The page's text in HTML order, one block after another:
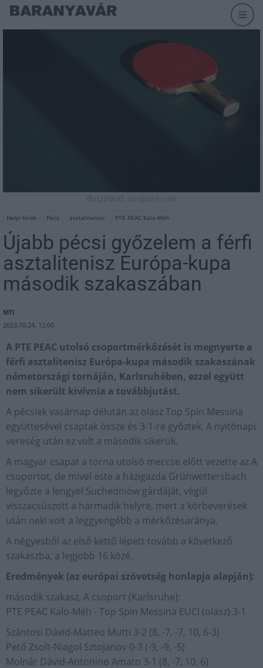
Illusztráció, unslpash.com
Helyi hírek Pécs asztalitenisz PTE PEAC Kalo-Méh
Újabb pécsi győzelem a férfi
asztalitenisz Európa-kupa
második szakaszában
MTI
2023.10.24. 12:00
A PTE PEAC utolsó csoportmérkőzését is megnyerte a
férfi asztalitenisz Európa-kupa második szakaszának
németországi tornáján, Karlsruhében, ezzel együtt
nem sikerült kivívnia a továbbjutást.
A pécsiek vasárnap délután az olasz Top Spin Messina
együttesével csaptak össze és 3-1-re győztek. A nyitónapi
vereség után ez volt a második sikerük.
A magyar csapat a torna utolsó meccse előtt vezette az A
csoportot, de mivel este a házigazda Grünwettersbach
legyőzte a lengyel Suchedniów gárdáját, végül
visszacsúszott a harmadik helyre, mert a körbeverések
után neki volt a leggyengébb a mérkőzésaránya.
A négyesből az első kettő lépett tovább a következő
szakaszba, a legjobb 16 közé.
Eredmények (az európai szövetség honlapja alapján):
második szakasz, A csoport (Karlsruhe):
PTE PEAC Kalo-Méh - Top Spin Messina EUCI (olasz) 3-1
Szántosi Dávid-Matteo Mutti 3-2 (8, -7, -7, 10, 6-3)
Pető Zsolt-Niagol Sztojanov 0-3 (-9, -9, -5)
Molnár Dávid-Antonino Amato 3-1 (8, -7, 10, 6)